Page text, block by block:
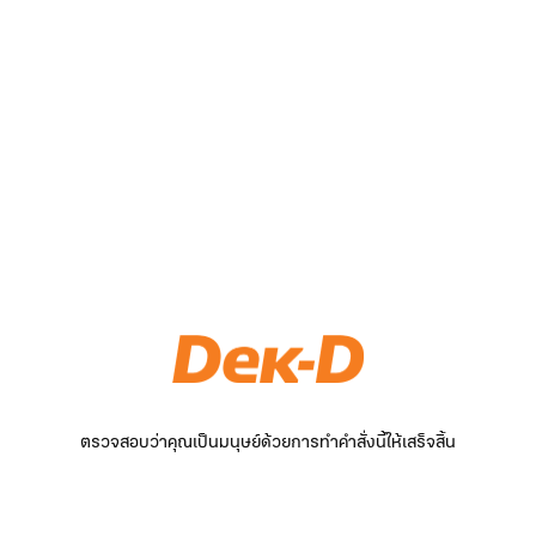
ตรวจสอบว่าคุณเป็นมนุษย์ด้วยการทำคำสั่งนี้ให้เสร็จสิ้น